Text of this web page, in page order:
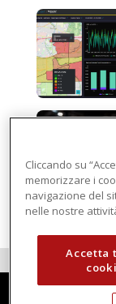
Cliccando su
memorizzare i
navigazione del
nelle nostre
Accetta